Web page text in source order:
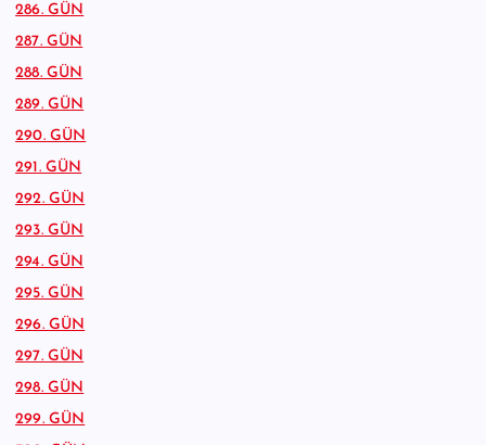
286. GÜN
287. GÜN
288. GÜN
289. GÜN
290. GÜN
291. GÜN
292. GÜN
293. GÜN
294. GÜN
295. GÜN
296. GÜN
297. GÜN
298. GÜN
299. GÜN